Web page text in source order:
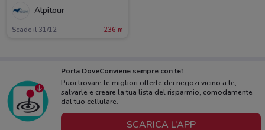
Alpitour
Scade il 31/12 236 m
Porta DoveConviene sempre con te!
Puoi trovare le migliori offerte dei negozi vicino a te,
salvarle e creare la tua lista del risparmio, comodamente
dal tuo cellulare.
SCARICA L’APP